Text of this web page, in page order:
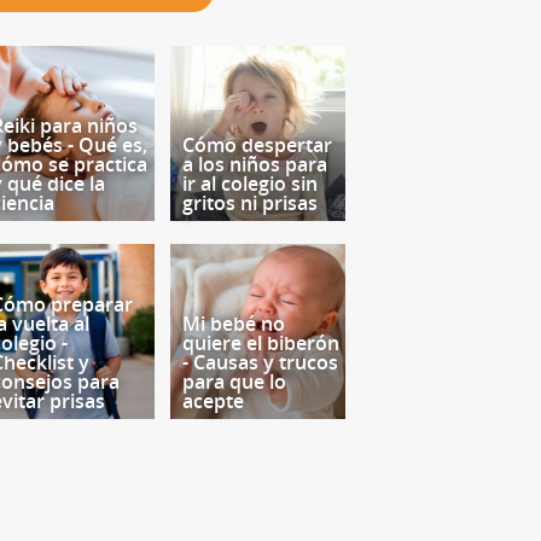
para niños
bebés - Qué es,
se practica
qué dice la
Cómo despertar
a los niños para
ir al colegio sin
gritos ni prisas
preparar
vuelta al
-
y
para
prisas
Mi bebé no
quiere el biberón
- Causas y trucos
para que lo
acepte